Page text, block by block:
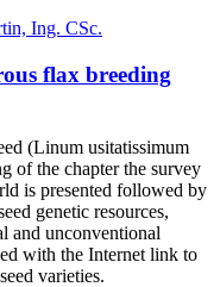
Ing. CSc.
flax breeding
(Linum usitatissimum
of the chapter the survey
is presented followed by
genetic resources,
and unconventional
with the Internet link to
varieties.